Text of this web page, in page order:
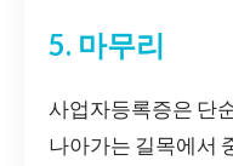
5. 마무리
사업자등록증은 단
나아가는 길목에서